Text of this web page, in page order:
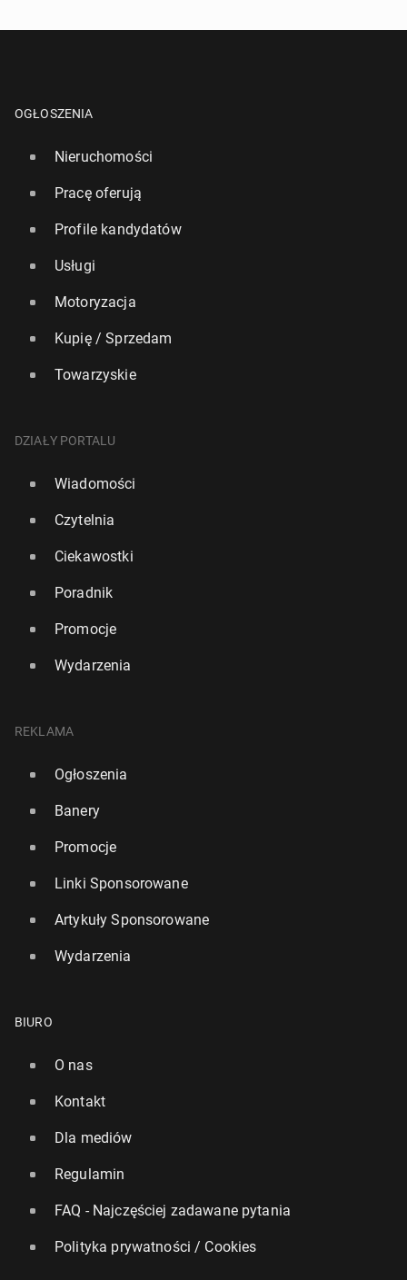
OGŁOSZENIA
Nieruchomości
Pracę oferują
Profile kandydatów
Usługi
Motoryzacja
Kupię / Sprzedam
Towarzyskie
DZIAŁY PORTALU
Wiadomości
Czytelnia
Ciekawostki
Poradnik
Promocje
Wydarzenia
REKLAMA
Ogłoszenia
Banery
Promocje
Linki Sponsorowane
Artykuły Sponsorowane
Wydarzenia
BIURO
O nas
Kontakt
Dla mediów
Regulamin
FAQ - Najczęściej zadawane pytania
Polityka prywatności / Cookies